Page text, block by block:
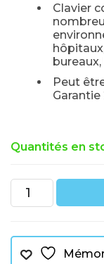
Clavier
Peut
Garantie
Quantités en
quantité
Clavier
touches
ABS